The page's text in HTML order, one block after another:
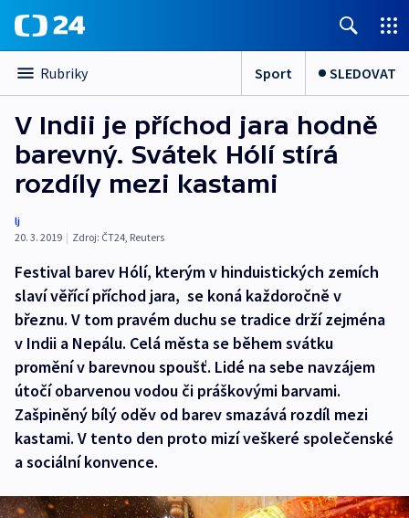
Rubriky Sport SLEDOVAT
V Indii je příchod jara hodně
barevný. Svátek Hólí stírá
rozdíly mezi kastami
lj
20. 3. 2019 | Zdroj: ČT24, Reuters
Festival barev Hólí, kterým v hinduistických zemích
slaví věřící příchod jara, se koná každoročně v
březnu. V tom pravém duchu se tradice drží zejména
v Indii a Nepálu. Celá města se během svátku
promění v barevnou spoušť. Lidé na sebe navzájem
útočí obarvenou vodou či práškovými barvami.
Zašpiněný bílý oděv od barev smazává rozdíl mezi
kastami. V tento den proto mizí veškeré společenské
a sociální konvence.